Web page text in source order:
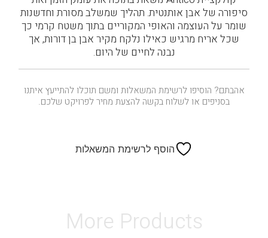
סיפורה של אבן אותנטית. תהליך שמשלב מסורת וחדשנות
שומר על העוצמה והאופי המקוריים בתוך משטח קרמי כך
שכל אריח מרגיש כאילו נלקח מקיר אבן בן דורות, אך
נבנה לחיים של היום.
אהבתם? הוסיפו לרשימת המשאלות ומשם תוכלו להתייעץ איתנו
בסניפים או לשלוח בקשה להצעת מחיר לפרויקט שלכם.
הוסף לרשימת המשאלות
More Products